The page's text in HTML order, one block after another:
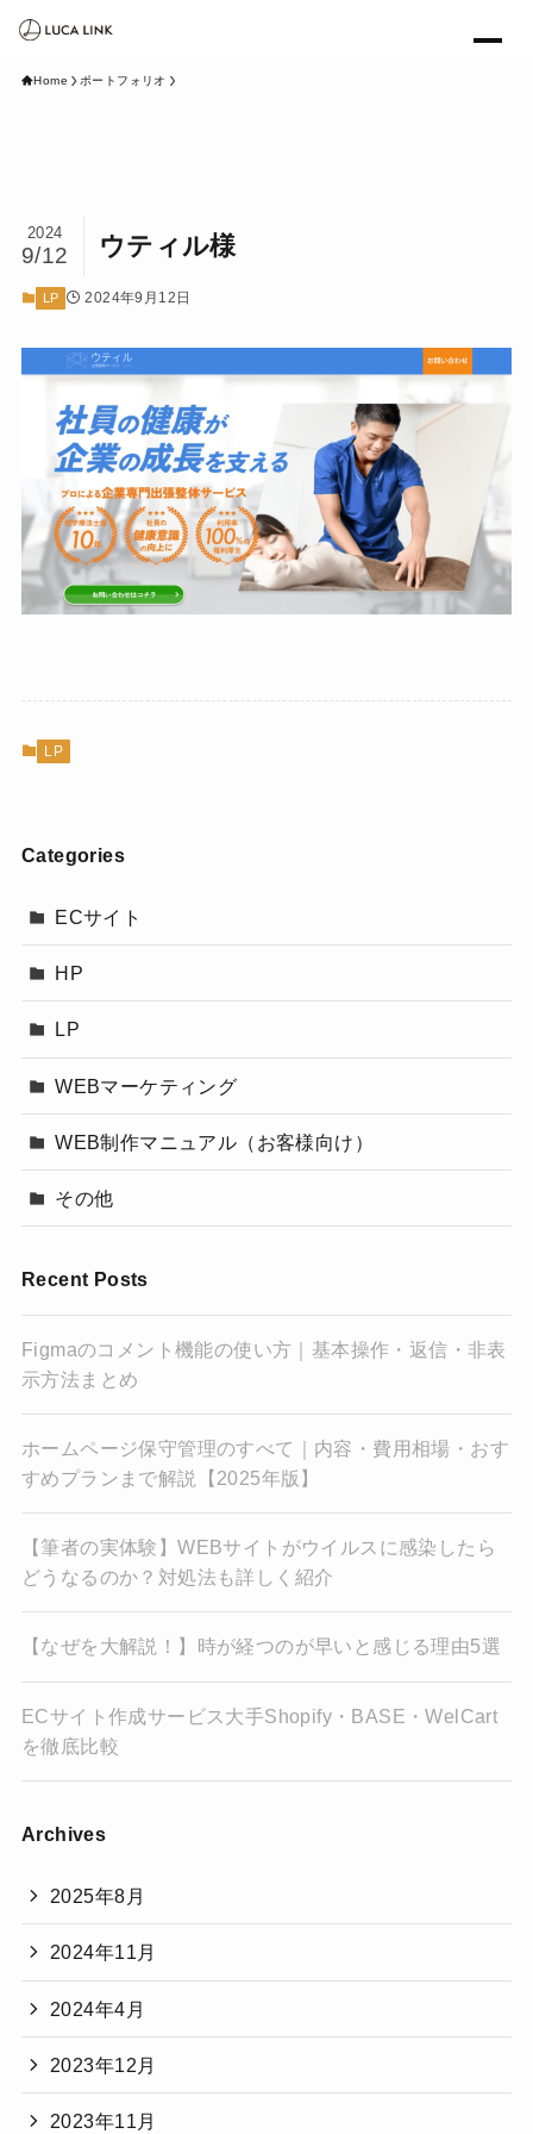
Home ポートフォリオ
ウティル様
2024
9/12
LP 2024年9月12日
LP
Categories
ECサイト
HP
LP
WEBマーケティング
WEB制作マニュアル（お客様向け）
その他
Recent Posts
Figmaのコメント機能の使い方｜基本操作・返信・非表
示方法まとめ
ホームページ保守管理のすべて｜内容・費用相場・おす
すめプランまで解説【2025年版】
【筆者の実体験】WEBサイトがウイルスに感染したら
どうなるのか？対処法も詳しく紹介
【なぜを大解説！】時が経つのが早いと感じる理由5選
ECサイト作成サービス大手Shopify・BASE・WelCart
を徹底比較
Archives
2025年8月
2024年11月
2024年4月
2023年12月
2023年11月